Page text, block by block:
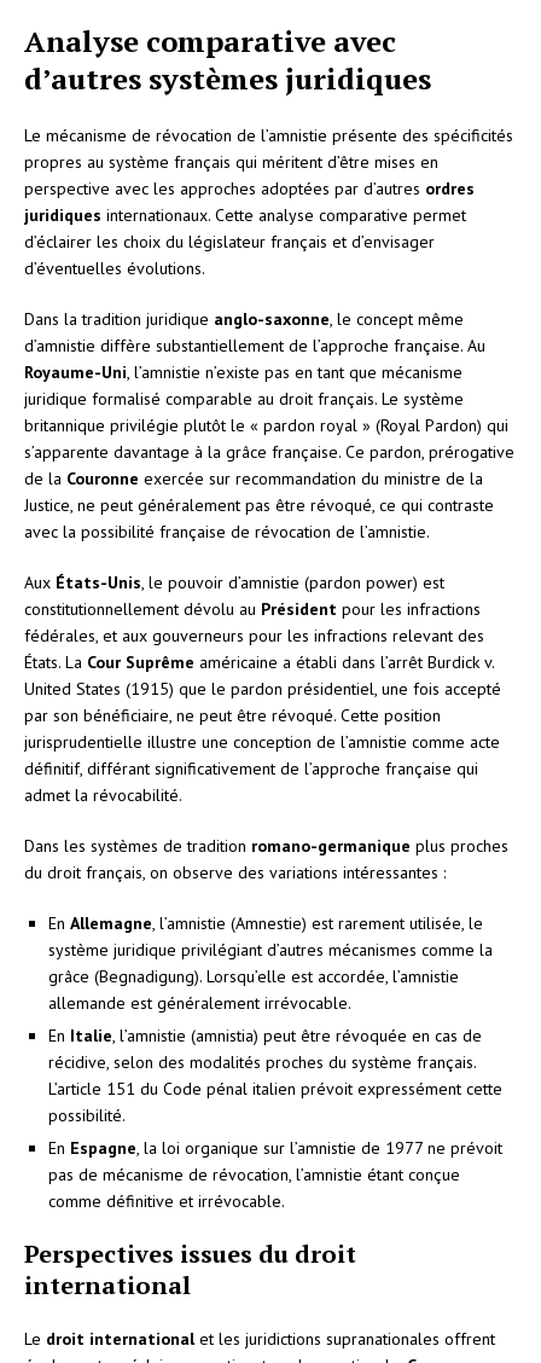
Analyse comparative avec
d’autres systèmes juridiques
Le mécanisme de révocation de l’amnistie présente des spécificités
propres au système français qui méritent d’être mises en
perspective avec les approches adoptées par d’autres ordres
juridiques internationaux. Cette analyse comparative permet
d’éclairer les choix du législateur français et d’envisager
d’éventuelles évolutions.
Dans la tradition juridique anglo-saxonne, le concept même
d’amnistie diffère substantiellement de l’approche française. Au
Royaume-Uni, l’amnistie n’existe pas en tant que mécanisme
juridique formalisé comparable au droit français. Le système
britannique privilégie plutôt le « pardon royal » (Royal Pardon) qui
s’apparente davantage à la grâce française. Ce pardon, prérogative
de la Couronne exercée sur recommandation du ministre de la
Justice, ne peut généralement pas être révoqué, ce qui contraste
avec la possibilité française de révocation de l’amnistie.
Aux États-Unis, le pouvoir d’amnistie (pardon power) est
constitutionnellement dévolu au Président pour les infractions
fédérales, et aux gouverneurs pour les infractions relevant des
États. La Cour Suprême américaine a établi dans l’arrêt Burdick v.
United States (1915) que le pardon présidentiel, une fois accepté
par son bénéficiaire, ne peut être révoqué. Cette position
jurisprudentielle illustre une conception de l’amnistie comme acte
définitif, différant significativement de l’approche française qui
admet la révocabilité.
Dans les systèmes de tradition romano-germanique plus proches
du droit français, on observe des variations intéressantes :
En Allemagne, l’amnistie (Amnestie) est rarement utilisée, le
système juridique privilégiant d’autres mécanismes comme la
grâce (Begnadigung). Lorsqu’elle est accordée, l’amnistie
allemande est généralement irrévocable.
En Italie, l’amnistie (amnistia) peut être révoquée en cas de
récidive, selon des modalités proches du système français.
L’article 151 du Code pénal italien prévoit expressément cette
possibilité.
En Espagne, la loi organique sur l’amnistie de 1977 ne prévoit
pas de mécanisme de révocation, l’amnistie étant conçue
comme définitive et irrévocable.
Perspectives issues du droit
international
Le droit internationalet les juridictions supranationales offrent